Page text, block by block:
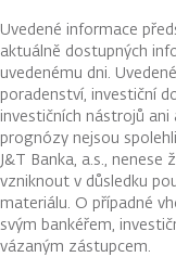
Uvedené informace
aktuálně dostupných
uvedenému dni.
poradenství, investiční
investičních nástrojů
prognózy nejsou
J&T Banka, a.s.,
vzniknout v důsledku
materiálu. O případné
svým bankéřem,
vázaným zástupcem.